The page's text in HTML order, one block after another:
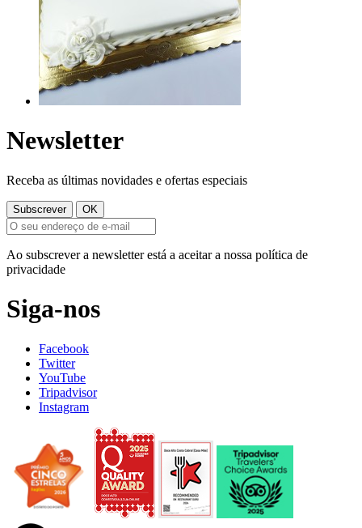
Newsletter
Receba as últimas novidades e ofertas especiais
Ao subscrever a newsletter está a aceitar a nossa política de
privacidade
Siga-nos
Facebook
Twitter
YouTube
Tripadvisor
Instagram